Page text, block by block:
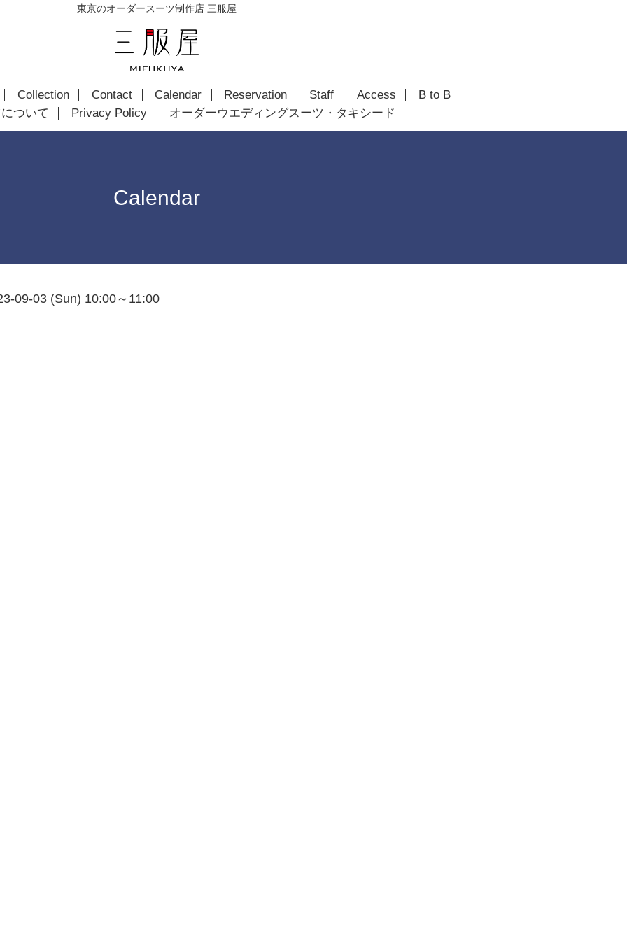
東京のオーダースーツ制作店 三服屋
Collection Contact Calendar Reservation Staff Access
B to B
ついて
Privacy Policy オーダーウエディングスーツ・タキシード
Calendar
09-03 (Sun) 10:00～11:00